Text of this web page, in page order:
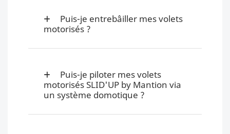
Puis-je entrebâiller mes volets
motorisés ?
Puis-je piloter mes volets
motorisés SLID'UP by Mantion via
un système domotique ?